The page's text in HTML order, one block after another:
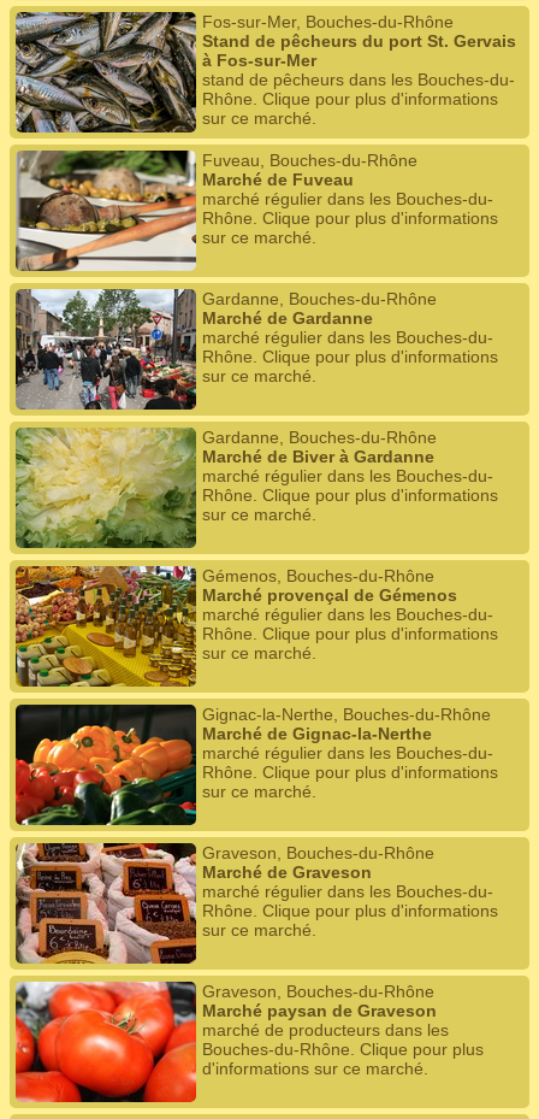
Fos-sur-Mer, Bouches-du-Rhône
Stand de pêcheurs du port St. Gervais
à Fos-sur-Mer
stand de pêcheurs dans les Bouches-du-
Rhône. Clique pour plus d'informations
sur ce marché.
Fuveau, Bouches-du-Rhône
Marché de Fuveau
marché régulier dans les Bouches-du-
Rhône. Clique pour plus d'informations
sur ce marché.
Gardanne, Bouches-du-Rhône
Marché de Gardanne
marché régulier dans les Bouches-du-
Rhône. Clique pour plus d'informations
sur ce marché.
Gardanne, Bouches-du-Rhône
Marché de Biver à Gardanne
marché régulier dans les Bouches-du-
Rhône. Clique pour plus d'informations
sur ce marché.
Gémenos, Bouches-du-Rhône
Marché provençal de Gémenos
marché régulier dans les Bouches-du-
Rhône. Clique pour plus d'informations
sur ce marché.
Gignac-la-Nerthe, Bouches-du-Rhône
Marché de Gignac-la-Nerthe
marché régulier dans les Bouches-du-
Rhône. Clique pour plus d'informations
sur ce marché.
Graveson, Bouches-du-Rhône
Marché de Graveson
marché régulier dans les Bouches-du-
Rhône. Clique pour plus d'informations
sur ce marché.
Graveson, Bouches-du-Rhône
Marché paysan de Graveson
marché de producteurs dans les
Bouches-du-Rhône. Clique pour plus
d'informations sur ce marché.